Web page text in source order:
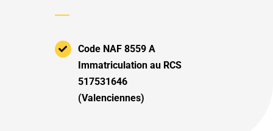
Code NAF 8559 A
Immatriculation au RCS
517531646
(Valenciennes)